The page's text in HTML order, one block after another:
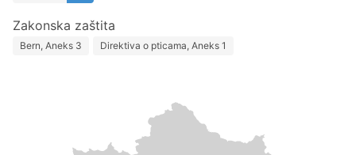
Zakonska zaštita
Bern, Aneks 3 Direktiva o pticama, Aneks 1